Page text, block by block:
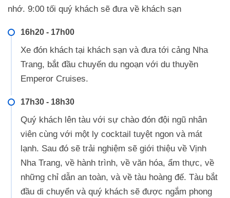
nhớ. 9:00 tối quý khách sẽ đưa về khách sạn
16h20 - 17h00
Xe đón khách tại khách sạn và đưa tới cảng Nha
Trang, bắt đầu chuyến du ngoạn với du thuyền
Emperor Cruises.
17h30 - 18h30
Quý khách lên tàu với sự chào đón đội ngũ nhân
viên cùng với một ly cocktail tuyệt ngon và mát
lạnh. Sau đó sẽ trải nghiệm sẽ giới thiệu về Vịnh
Nha Trang, về hành trình, về văn hóa, ẩm thực, về
những chỉ dẫn an toàn, và về tàu hoàng đế. Tàu bắt
đầu di chuyển và quý khách sẽ được ngắm phong